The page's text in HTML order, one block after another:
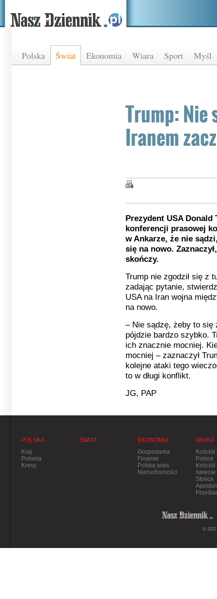
Polska Świat Ekonomia Wiara Sport Myśl
Trump: Nie
Iranem
Prezydent USA Donald
konferencji prasowej
w Ankarze, że nie
się na nowo.
skończy.
Trump nie zgodził się z
zadając pytanie,
USA na Iran wojna
na nowo.
– Nie sądzę, żeby to się
pójdzie bardzo szybko.
ich znacznie mocniej.
mocniej – zaznaczył
kolejne ataki tego
to w długi konflikt.
JG, PAP
POLSKA
Kraj
Polonia
Kresy
ŚWIAT
EKONOMIA
Gospodarka
Finanse
Polska wieś
Nieruchomości
WIARA
Kościół
Polsce
Kościół
świecie
Stolica
©